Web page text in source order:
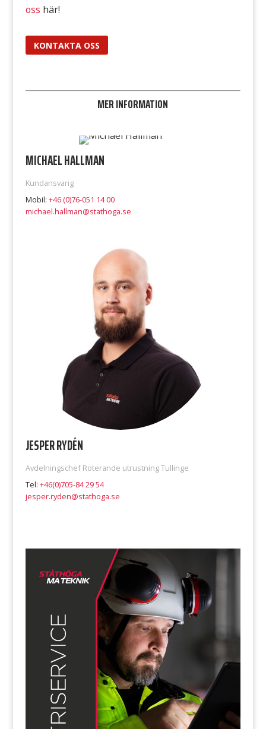
oss här!
KONTAKTA OSS
MER INFORMATION
MICHAEL HALLMAN
Kundansvarig
Mobil: +46 (0)76-051 14 00
michael.hallman@stathoga.se
JESPER RYDÉN
Avdelningschef Roterande utrustning Tullinge
Tel: +46(0)705-84 29 54
jesper.ryden@stathoga.se